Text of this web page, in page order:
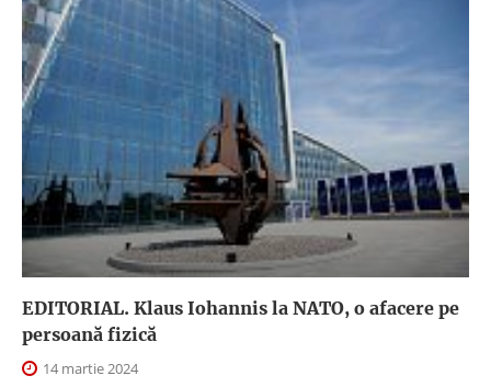
EDITORIAL. Klaus Iohannis la NATO, o afacere pe
persoană fizică
14 martie 2024